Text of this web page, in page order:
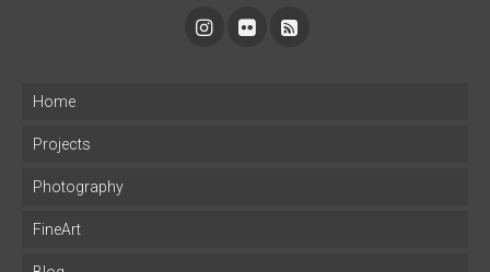
Home
Projects
Photography
FineArt